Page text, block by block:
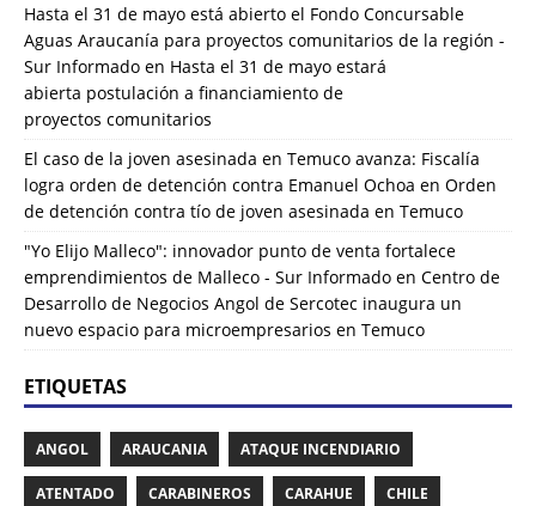
Hasta el 31 de mayo está abierto el Fondo Concursable
Aguas Araucanía para proyectos comunitarios de la región -
Sur Informado en Hasta el 31 de mayo estará
abierta postulación a financiamiento de
proyectos comunitarios
El caso de la joven asesinada en Temuco avanza: Fiscalía
logra orden de detención contra Emanuel Ochoa en Orden
de detención contra tío de joven asesinada en Temuco
"Yo Elijo Malleco": innovador punto de venta fortalece
emprendimientos de Malleco - Sur Informado en Centro de
Desarrollo de Negocios Angol de Sercotec inaugura un
nuevo espacio para microempresarios en Temuco
ETIQUETAS
ANGOL ARAUCANIA ATAQUE INCENDIARIO
ATENTADO CARABINEROS CARAHUE CHILE